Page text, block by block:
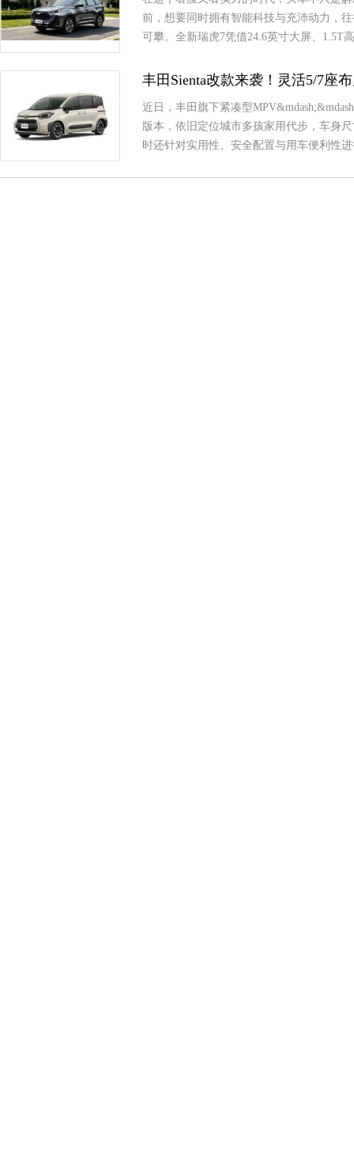
前，想要同时拥有智能科技与充沛动力，
可攀。全新瑞虎7凭借24.6英寸大屏、1.5T
丰田Sienta改款来袭！灵活5/7座
近日，丰田旗下紧凑型
版本，依旧定位城市多孩家用代步，车身
时还针对实用性、安全配置与用车便利性